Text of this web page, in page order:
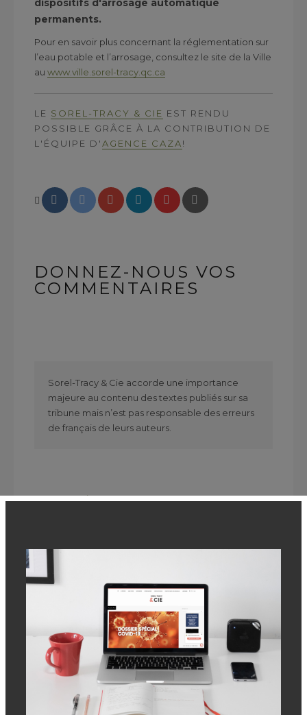
dispositifs d'arrosage automatique
permanents.
Pour en savoir plus concernant la réglementation sur
l’eau potable et l’arrosage, consultez le site de la Ville
au www.ville.sorel-tracy.qc.ca
LE SOREL-TRACY & CIE EST RENDU
POSSIBLE GRÂCE À LA CONTRIBUTION DE
L'ÉQUIPE D'AGENCE CAZA!
DONNEZ-NOUS VOS
COMMENTAIRES
Sorel-Tracy & Cie accorde une importance
majeure au contenu des textes publiés sur sa
tribune mais n’est pas responsable des erreurs
de français de leurs auteurs.
DÉCOUVREZ TOUTES NOS
DES CHRONIQUES QUI POURRAIENT
VOUS INTÉRESSER
CET ÉTÉ, L’ORGANISME
FAMILLE BIEN IMPLANTÉ DANS
LA RÉGION PROMET UNE
SAISON HAUTE EN...
LES GRANDS CHAMPIONS DU